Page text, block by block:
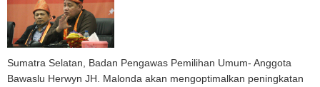
Sumatra Selatan, Badan Pengawas Pemilihan Umum- Anggota
Bawaslu Herwyn JH. Malonda akan mengoptimalkan peningkatan